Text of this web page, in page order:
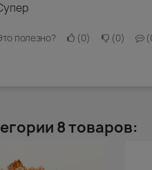
полезно? 0 0
8 товаров: